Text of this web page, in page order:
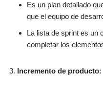
Es un plan detallado
que el equipo de
La lista de sprint es un
completar los
Incremento de producto: